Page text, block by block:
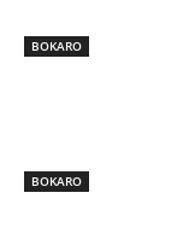
BOKARO
BOKARO